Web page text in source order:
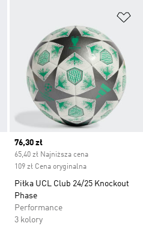
Current price
76,30 zł
65,40 zł Najniższa cena
109 zł Cena oryginalna
Piłka UCL Club 24/25 Knockout
Phase
Performance
3 kolory